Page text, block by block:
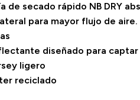
de secado rápido NB DRY
para mayor flujo de aire.
diseñado para captar
ligero
reciclado